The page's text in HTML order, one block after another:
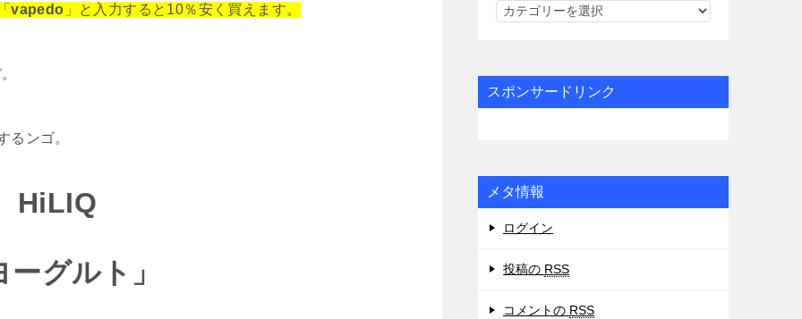
vapedo 」と入力すると10％安く買えます。
るンゴ。
HiLIQ
ーグルト」
カ
リ
ー
スポンサードリンク
メタ情報
ログイン
投稿の RSS
コメントの RSS